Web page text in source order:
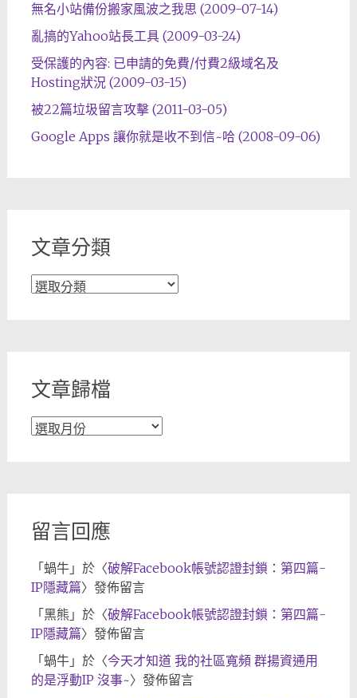
無名小站備份搬家風波之我思 (2009-07-14)
亂搞的Yahoo站長工具 (2009-03-24)
受保護的內容: 已申請的免費/付費2級域名及
Hosting狀況 (2009-03-15)
被22篇垃圾留言攻擊 (2011-03-05)
Google Apps 讓你就是收不到信~哈 (2008-09-06)
文章分類
文
文章歸檔
文
留言回應
「 蝸牛」於〈破解Facebook帳號認證封鎖：第四篇-
IP隱藏篇〉發佈留言
「 黑熊 」於〈破解Facebook帳號認證封鎖：第四篇-
IP隱藏篇〉發佈留言
「 蝸牛」於〈今天才知道 我的社區寬頻 群揚資通用
的是浮動IP 沒事~〉發佈留言